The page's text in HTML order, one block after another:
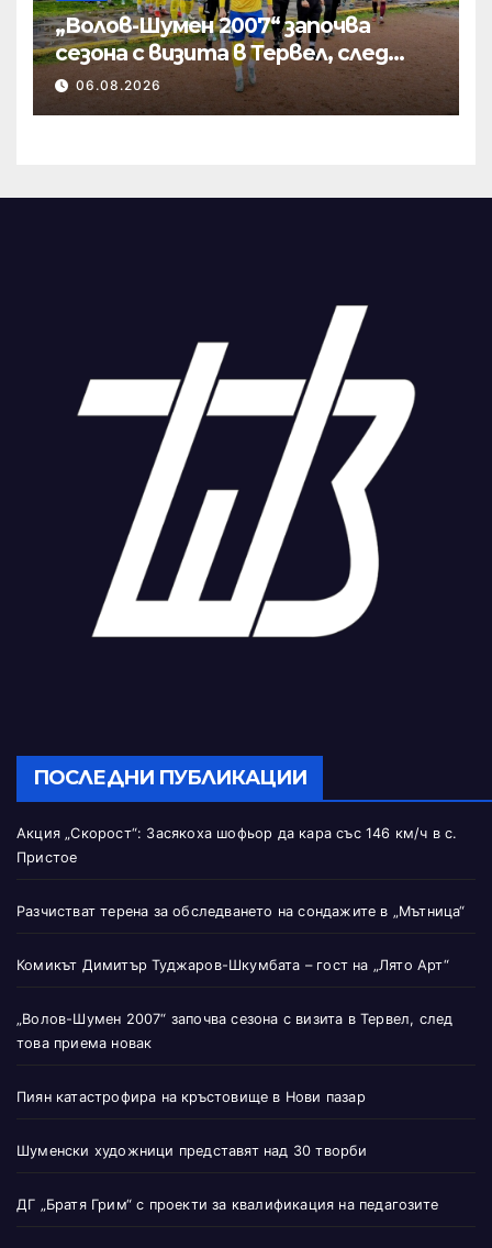
„Волов-Шумен 2007“ започва
сезона с визита в Тервел, след
това приема новак
06.08.2026
ПОСЛЕДНИ ПУБЛИКАЦИИ
Акция „Скорост“: Засякоха шофьор да кара със 146 км/ч в с.
Пристое
Разчистват терена за обследването на сондажите в „Мътница“
Комикът Димитър Туджаров-Шкумбата – гост на „Лято Арт“
„Волов-Шумен 2007“ започва сезона с визита в Тервел, след
това приема новак
Пиян катастрофира на кръстовище в Нови пазар
Шуменски художници представят над 30 творби
ДГ „Братя Грим“ с проекти за квалификация на педагозите